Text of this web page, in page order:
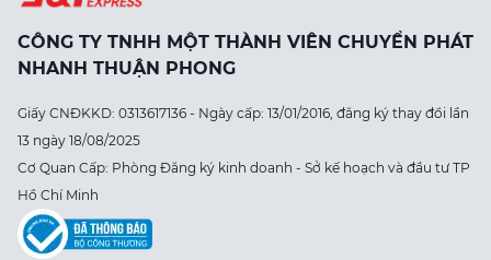
CÔNG TY TNHH MỘT THÀNH VIÊN CHUYỂN PHÁT
NHANH THUẬN PHONG
Giấy CNĐKKD: 0313617136 - Ngày cấp: 13/01/2016, đăng ký thay đổi lần
13 ngày 18/08/2025
Cơ Quan Cấp: Phòng Đăng ký kinh doanh - Sở kế hoạch và đầu tư TP
Hồ Chí Minh